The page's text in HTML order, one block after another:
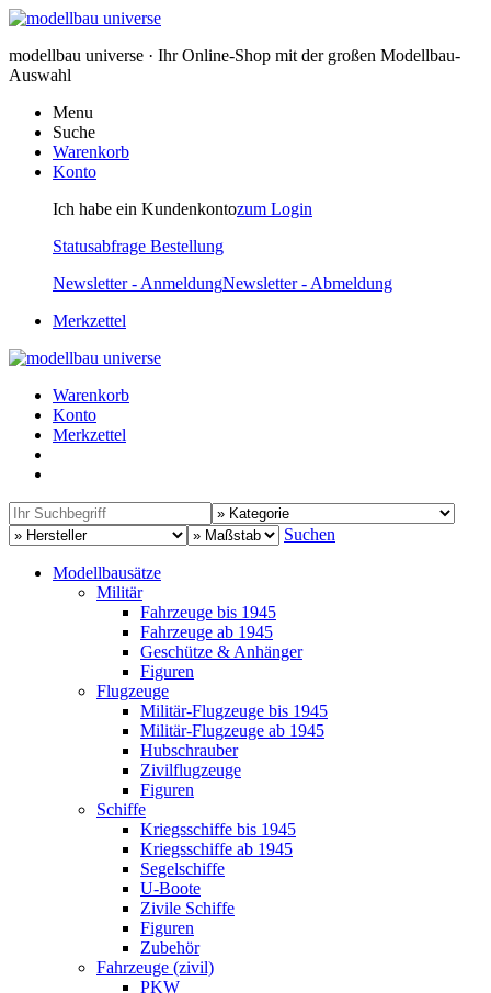
modellbau universe · Ihr Online-Shop mit der großen Modellbau-
Auswahl
Menu
Suche
Warenkorb
Konto
Ich habe ein Kundenkontozum Login
Statusabfrage Bestellung
Newsletter - AnmeldungNewsletter - Abmeldung
Merkzettel
Warenkorb
Konto
Merkzettel
Suchen
Modellbausätze
Militär
Fahrzeuge bis 1945
Fahrzeuge ab 1945
Geschütze & Anhänger
Figuren
Flugzeuge
Militär-Flugzeuge bis 1945
Militär-Flugzeuge ab 1945
Hubschrauber
Zivilflugzeuge
Figuren
Schiffe
Kriegsschiffe bis 1945
Kriegsschiffe ab 1945
Segelschiffe
U-Boote
Zivile Schiffe
Figuren
Zubehör
Fahrzeuge (zivil)
PKW